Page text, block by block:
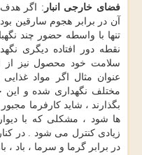
فضای خارجی انبار : اگر هدف
آن در برابر هجوم سارقین
تنها با واسطه حضور چند
نقطه دور افتاده دیگری
سلامت خود محصول نیز از
عنوان مثال اگر مواد
مختلف نگهداری شده و این
بگذارند ، شاید کارفرما
ها شود ، مشکلی که با
زیادی کنترل می شود . در
در برابر گرما و سرما ، باد ،